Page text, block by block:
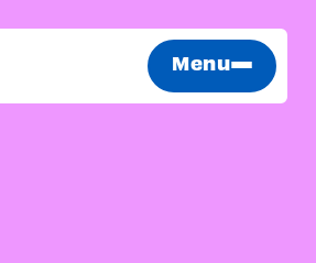
Menu